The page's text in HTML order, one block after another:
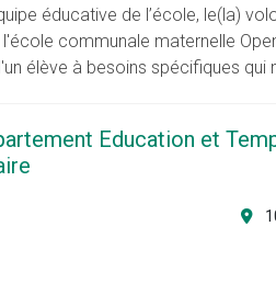
éducative de l’école, le(la)
l'école communale maternelle
élève à besoins spécifiques qui
Education et